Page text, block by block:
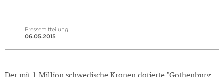
Pressemitteilung
06.05.2015